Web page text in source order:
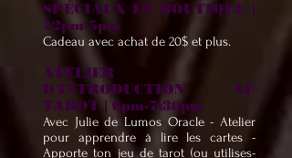
SPÉCIAUX EN BOUTIQUE |
12pm-5pm
Cadeau avec achat de 20$ et plus.
ATELIER
D'INTRODUCTION AU
TAROT | 6pm-7:30pm
Avec Julie de Lumos Oracle - Atelier
pour apprendre à lire les cartes -
Apporte ton jeu de tarot (ou utilises-